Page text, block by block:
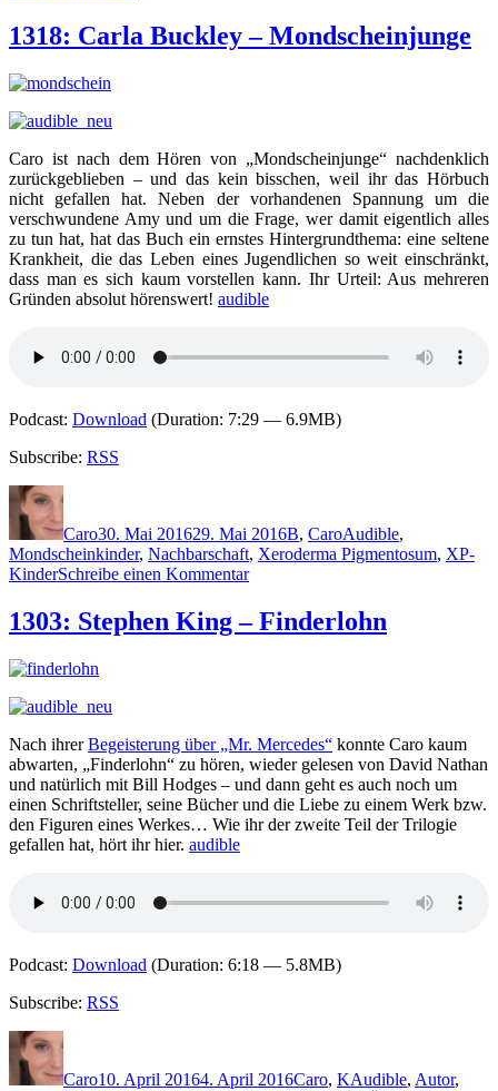
Sherlock
&
Tanz
1318: Carla Buckley – Mondscheinjunge
Caro ist nach dem Hören von „Mondscheinjunge“ nachdenklich
zurückgeblieben – und das kein bisschen, weil ihr das Hörbuch
nicht gefallen hat. Neben der vorhandenen Spannung um die
verschwundene Amy und um die Frage, wer damit eigentlich alles
zu tun hat, hat das Buch ein ernstes Hintergrundthema: eine seltene
Krankheit, die das Leben eines Jugendlichen so weit einschränkt,
dass man es sich kaum vorstellen kann. Ihr Urteil: Aus mehreren
Gründen absolut hörenswert! audible
Podcast: Download (Duration: 7:29 — 6.9MB)
Subscribe: RSS
Autor
Caro30. Mai 201629. Mai 2016B, CaroAudible,
Mondscheinkinder, Nachbarschaft, Xeroderma Pigmentosum, XP-
KinderSchreibe einen Kommentarzu
Carla
Buckley
1303: Stephen King – Finderlohn
Nach ihrerBegeisterung über „Mr. Mercedes“ konnte Caro kaum
abwarten, „Finderlohn“ zu hören, wieder gelesen von David Nathan
und natürlich mit Bill Hodges – und dann geht es auch noch um
einen Schriftsteller, seine Bücher und die Liebe zu einem Werk bzw.
den Figuren eines Werkes… Wie ihr der zweite Teil der Trilogie
gefallen hat, hört ihr hier. audible
Podcast: Download (Duration: 6:18 — 5.8MB)
Subscribe: RSS
Autor
Caro10. April 20164. April 2016Caro, KAudible, Autor,